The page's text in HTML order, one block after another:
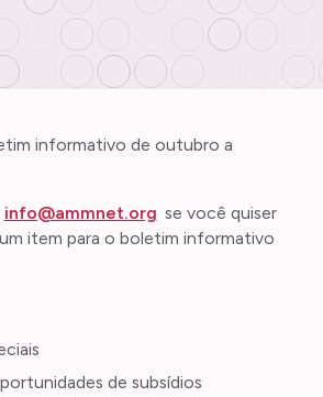
informativo de outubro a
info@ammnet.org se você quiser
item para o boletim informativo
de subsídios